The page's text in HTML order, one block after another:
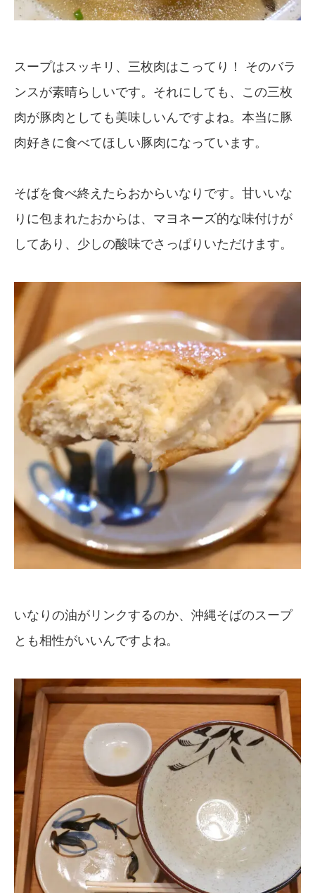
スープはスッキリ、三枚肉はこってり！ そのバラ
ンスが素晴らしいです。それにしても、この三枚
肉が豚肉としても美味しいんですよね。本当に豚
肉好きに食べてほしい豚肉になっています。
そばを食べ終えたらおからいなりです。甘いいな
りに包まれたおからは、マヨネーズ的な味付けが
してあり、少しの酸味でさっぱりいただけます。
いなりの油がリンクするのか、沖縄そばのスープ
とも相性がいいんですよね。